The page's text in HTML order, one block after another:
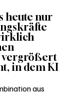
heute nur
vergrößert
in dem KI
aus